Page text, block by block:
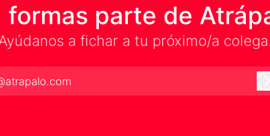
formas parte de
a fichar a tu próximo/a